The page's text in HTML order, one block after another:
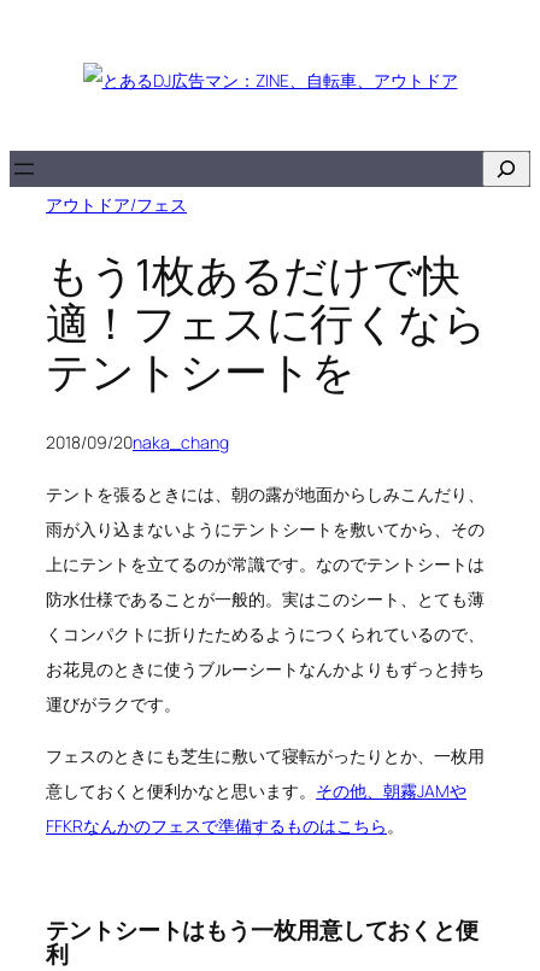
キ
アウトドア/フェス
もう1枚あるだけで快
適！フェスに行くなら
テントシートを
2018/09/20naka_chang
テントを張るときには、朝の露が地面からしみこんだり、
雨が入り込まないようにテントシートを敷いてから、その
上にテントを立てるのが常識です。なのでテントシートは
防水仕様であることが一般的。実はこのシート、とても薄
くコンパクトに折りたためるようにつくられているので、
お花見のときに使うブルーシートなんかよりもずっと持ち
運びがラクです。
フェスのときにも芝生に敷いて寝転がったりとか、一枚用
意しておくと便利かなと思います。 その他、朝霧JAMや
FFKRなんかのフェスで準備するものはこちら。
テントシートはもう一枚用意しておくと便
利